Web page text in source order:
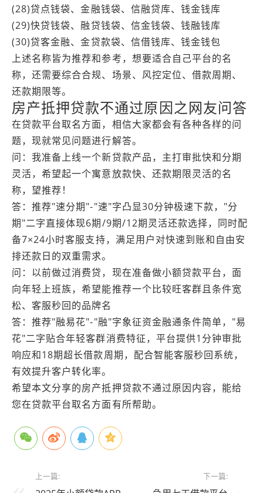
(28)贷点钱袋、金融钱袋、信融贷库、钱金钱库
(29)快贷钱袋、融贷钱袋、信金钱袋、钱融钱库
(30)贷客金融、金贷款袋、信借钱库、钱金钱包
上述名称皆为推荐和参考，想要适合自己平台的名
称，还需要综合合规、场景、风控定位、借款周期、
还款期限等。
房产抵押贷款不通过原因之网友问答
在贷款平台取名方面，相信大家都会有各种各样的问
题，现就常见问题进行解答。
问：我准备上线一个新贷款产品，主打审批快和分期
灵活，希望起一个寓意放款快、还款期限灵活的名
称，望推荐！
答：推荐"速分期"-"速"字凸显30分钟极速下款，"分
期"二字直接体现6期/9期/12期灵活还款选择，同时配
备7×24小时客服支持，满足用户对快速到账和自由安
排还款日的双重需求。
问：以前做过消费贷，现在准备做小额贷款平台，面
向年轻上班族，希望能推荐一个比较旺客群且条件宽
松、客服秒回的品牌名
答：推荐"融易花"-"融"字象征资金融通条件简单，"易
花"二字贴合年轻客群消费特征，平台提供1分钟审批
响应和18期超长借款周期，配合智能客服秒回系统，
有效提升客户转化率。
希望本文分享的房产抵押贷款不通过原因内容，能给
您在贷款平台取名方面有所帮助。
上一篇: 下一篇: